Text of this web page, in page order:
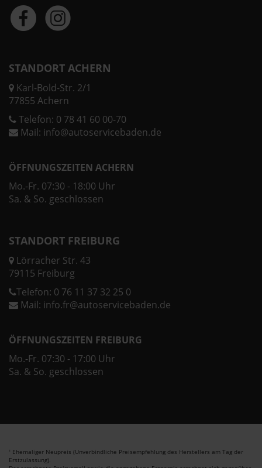
STANDORT ACHERN
Karl-Bold-Str. 2/1
77855 Achern
Telefon: 0 78 41 60 00-70
Mail: info@autoservicebaden.de
ÖFFNUNGSZEITEN ACHERN
Mo.-Fr. 07:30 - 18:00 Uhr
Sa. & So. geschlossen
STANDORT FREIBURG
Lörracher Str. 43
79115 Freiburg
Telefon: 0 76 11 37 32 25 0
Mail: info.fr@autoservicebaden.de
ÖFFNUNGSZEITEN FREIBURG
Mo.-Fr. 07:30 - 17:00 Uhr
Sa. & So. geschlossen
1 Ehemaliger Neupreis (Unverbindliche Preisempfehlung des Herstellers am Tag der
Erstzulassung).